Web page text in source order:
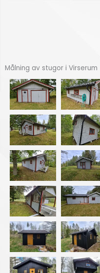
Målning av stugor i Virserum